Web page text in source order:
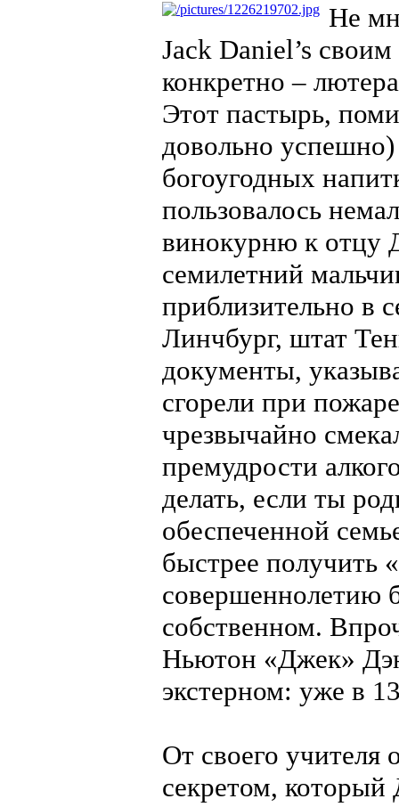
Не
Jack Daniel’s
конкретно –
Этот пастырь,
довольно
богоугодных
пользовалось
винокурню к отцу
семилетний
приблизительно в
Линчбург, штат
документы,
сгорели при
чрезвычайно
премудрости
делать, если ты
обеспеченной
быстрее получить
совершеннолетию
собственном.
Ньютон «Джек»
экстерном: уже в
От своего учителя
секретом,